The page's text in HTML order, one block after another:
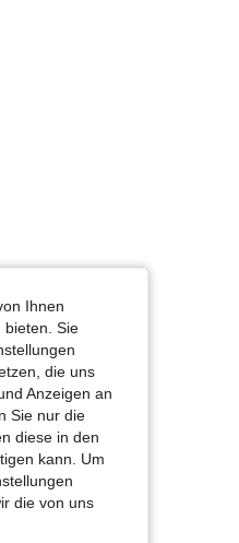
M
Ihnen
bieten. Sie
die uns
Anzeigen an
Sie nur die
diese in den
kann. Um
die von uns